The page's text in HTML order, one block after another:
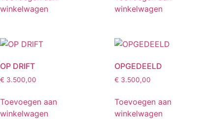
winkelwagen
winkelwagen
OP DRIFT
€ 3.500,00
Toevoegen aan
winkelwagen
OPGEDEELD
€ 3.500,00
Toevoegen aan
winkelwagen